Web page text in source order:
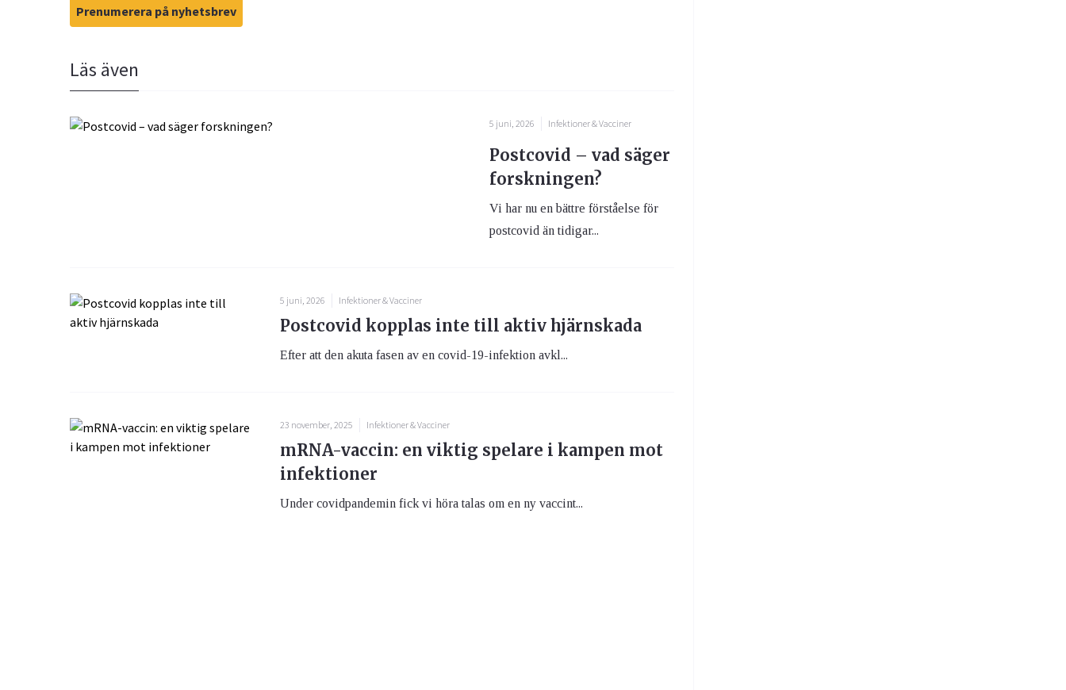
Prenumerera på nyhetsbrev
Läs även
5 juni, 2026 Infektioner & Vacciner
Postcovid – vad säger
forskningen?
Vi har nu en bättre förståelse för
postcovid än tidigar...
5 juni, 2026 Infektioner & Vacciner
Postcovid kopplas inte till aktiv hjärnskada
Efter att den akuta fasen av en covid-19-infektion avkl...
23 november, 2025 Infektioner & Vacciner
mRNA-vaccin: en viktig spelare i kampen mot
infektioner
Under covidpandemin fick vi höra talas om en ny vaccint...